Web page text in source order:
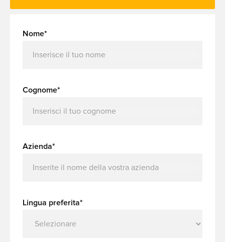
Nome*
Cognome*
Azienda*
Lingua preferita*